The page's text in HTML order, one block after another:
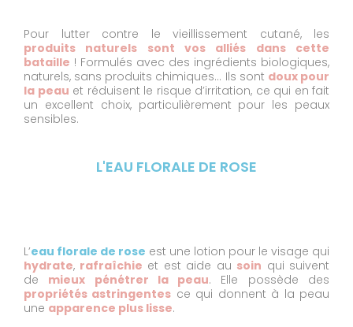
Pour lutter contre le vieillissement cutané, les
produits naturels sont vos alliés dans cette
bataille ! Formulés avec des ingrédients biologiques,
naturels, sans produits chimiques… Ils sont doux pour
la peau et réduisent le risque d’irritation, ce qui en fait
un excellent choix, particulièrement pour les peaux
sensibles.
L'EAU FLORALE DE ROSE
L’eau florale de rose est une lotion pour le visage qui
hydrate, rafraîchie et est aide au soin qui suivent
de mieux pénétrer la peau. Elle possède des
propriétés astringentes ce qui donnent à la peau
une apparence plus lisse.